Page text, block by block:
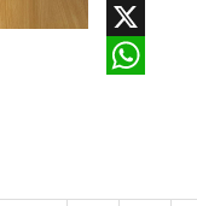
Facebook
X